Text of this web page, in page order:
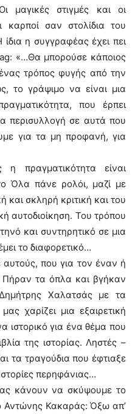
μαγικές στιγμές και οι
καρποί σαν στολίδια του
η συγγραφέας έχει πει
«…Θα μπορούσε κάποιος
τρόπος φυγής από την
το γράψιμο να είναι μια
που έρπει
περισυλλογή σε αυτά που
για τα μη προφανή, για
πραγματικότητα είναι
Όλα πάνε ρολόι, μαζί με
και σκληρή κριτική και του
αυτοδιοίκηση. Του τρόπου
και συντηρητικό σε μια
το διαφορετικό…
που για τον έναν ή
τα όπλα και βγήκαν
Χαλατσάς με τα
χαρίζει μια εξαιρετική
ιστορικό για ένα θέμα που
της ιστορίας. Ληστές –
τα τραγούδια που έφτιαξε
περηφάνιας…
κάνουν να σκύψουμε το
Αντώνης Κακαράς: Όξω απ’